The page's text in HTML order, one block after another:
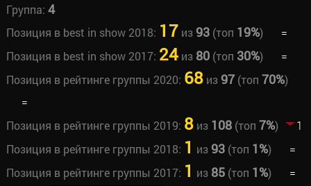
Группа: 4
Позиция в best in show 2018: 17 из93(топ 19%)
=
Позиция в best in show 2017: 24из 80(топ 30%)
=
Позиция в рейтинге группы 2020: 68из97(топ 70%)
=
Позиция в рейтинге группы 2019: 8из 108(топ 7%)
1
Позиция в рейтинге группы 2018: 1 из93(топ 1%)
=
Позиция в рейтинге группы 2017: 1 из 85(топ 1%)
=